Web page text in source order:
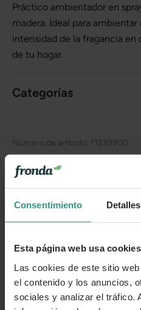
Consentimiento Detalles
Esta página web usa cookies
Las cookies de este sitio
el contenido y los anuncios,
sociales y analizar el tráfico.
Práctico ambientador en
madera. Ideal para
intensidad de la fragancia en
de tu hogar.
Categorías
Número de artículo: 11239900
¿Te ha resultado útil la
👍 Sí 😐 Más o menos